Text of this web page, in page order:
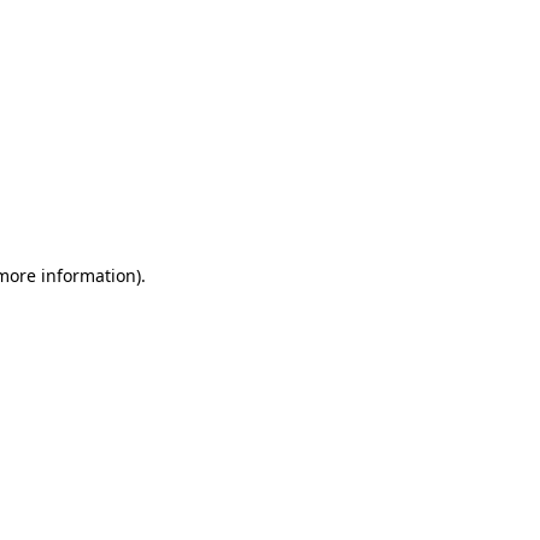
information).